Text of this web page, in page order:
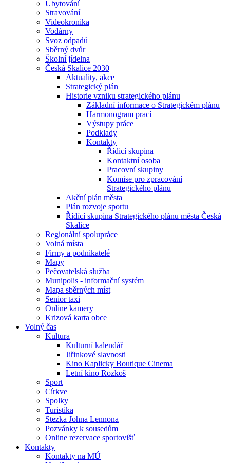
Ubytování
Stravování
Videokronika
Vodárny
Svoz odpadů
Sběrný dvůr
Školní jídelna
Česká Skalice 2030
Aktuality, akce
Strategický plán
Historie vzniku strategického plánu
Základní informace o Strategickém plánu
Harmonogram prací
Výstupy práce
Podklady
Kontakty
Řídicí skupina
Kontaktní osoba
Pracovní skupiny
Komise pro zpracování
Strategického plánu
Akční plán města
Plán rozvoje sportu
Řídící skupina Strategického plánu města Česká
Skalice
Regionální spolupráce
Volná místa
Firmy a podnikatelé
Mapy
Pečovatelská služba
Munipolis - informační systém
Mapa sběrných míst
Senior taxi
Online kamery
Krizová karta obce
Volný čas
Kultura
Kulturní kalendář
Jiřinkové slavnosti
Kino Kaplicky Boutique Cinema
Letní kino Rozkoš
Sport
Církve
Spolky
Turistika
Stezka Johna Lennona
Pozvánky k sousedům
Online rezervace sportovišť
Kontakty
Kontakty na MÚ